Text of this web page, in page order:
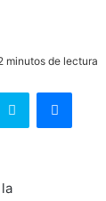
minutos de lectura
Skype